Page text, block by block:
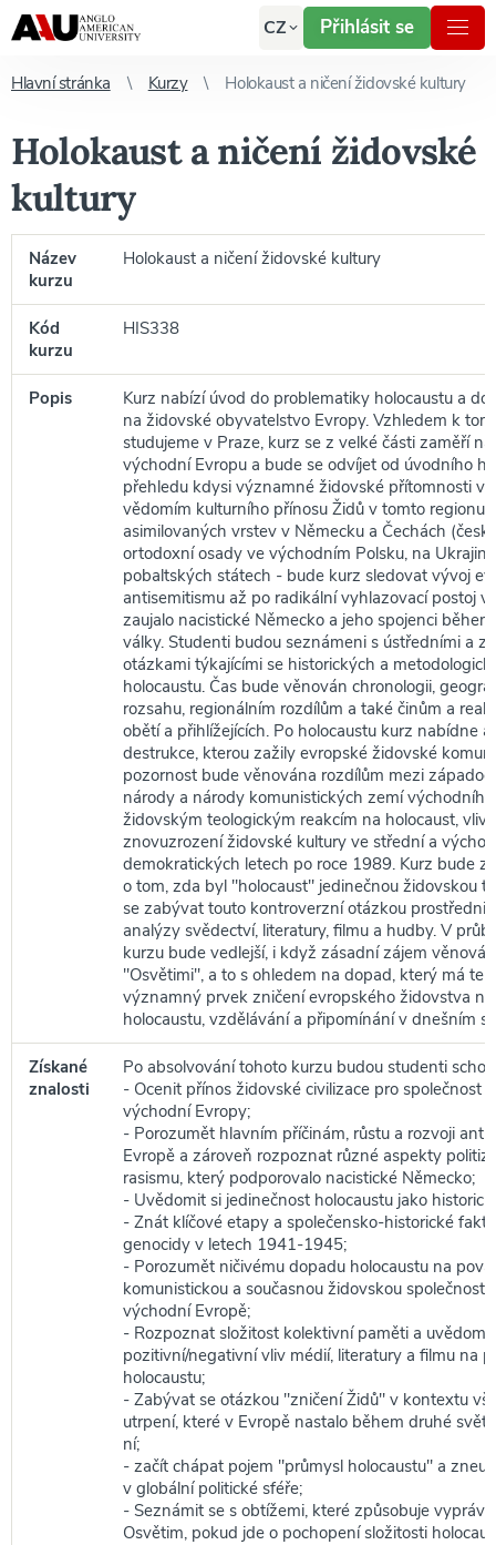
CZ Přihlásit se
Hlavní stránka Kurzy Holokaust a ničení židovské kultury
Holokaust a ničení židovské
kultury
Název
kurzu
Holokaust a ničení židovské kultury
Kód
kurzu
HIS338
Popis
Kurz nabízí úvod do problematiky holocaustu a
na židovské obyvatelstvo Evropy. Vzhledem k
studujeme v Praze, kurz se z velké části zaměří
východní Evropu a bude se odvíjet od úvodního
přehledu kdysi významné židovské přítomnosti v
vědomím kulturního přínosu Židů v tomto regionu
asimilovaných vrstev v Německu a Čechách
ortodoxní osady ve východním Polsku, na
pobaltských státech - bude kurz sledovat vývoj
antisemitismu až po radikální vyhlazovací postoj
zaujalo nacistické Německo a jeho spojenci
války. Studenti budou seznámeni s ústředními a
otázkami týkajícími se historických a
holocaustu. Čas bude věnován chronologii,
rozsahu, regionálním rozdílům a také činům a
obětí a přihlížejících. Po holocaustu kurz nabídne
destrukce, kterou zažily evropské židovské
pozornost bude věnována rozdílům mezi
národy a národy komunistických zemí
židovským teologickým reakcím na holocaust,
znovuzrození židovské kultury ve střední a
demokratických letech po roce 1989. Kurz bude
o tom, zda byl "holocaust" jedinečnou židovskou
se zabývat touto kontroverzní otázkou
analýzy svědectví, literatury, filmu a hudby. V
kurzu bude vedlejší, i když zásadní zájem
"Osvětimi", a to s ohledem na dopad, který má
významný prvek zničení evropského židovstva
holocaustu, vzdělávání a připomínání v dnešním
Získané
znalosti
Po absolvování tohoto kurzu budou studenti
- Ocenit přínos židovské civilizace pro společnost
východní Evropy;
- Porozumět hlavním příčinám, růstu a rozvoji
Evropě a zároveň rozpoznat různé aspekty
rasismu, který podporovalo nacistické Německo;
- Uvědomit si jedinečnost holocaustu jako
- Znát klíčové etapy a společensko-historické
genocidy v letech 1941-1945;
- Porozumět ničivému dopadu holocaustu na
komunistickou a současnou židovskou společnost
východní Evropě;
- Rozpoznat složitost kolektivní paměti a
pozitivní/negativní vliv médií, literatury a filmu na
holocaustu;
- Zabývat se otázkou "zničení Židů" v kontextu
utrpení, které v Evropě nastalo během druhé
ní;
- začít chápat pojem "průmysl holocaustu" a
v globální politické sféře;
- Seznámit se s obtížemi, které způsobuje
Osvětim, pokud jde o pochopení složitosti